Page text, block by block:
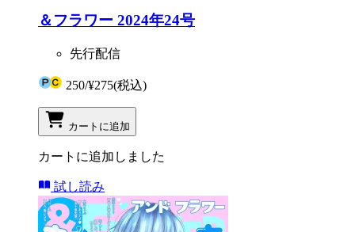
＆フラワー 2024年24号
先行配信
250/¥275(税込)
カートに追加
カートに追加しました
試し読み